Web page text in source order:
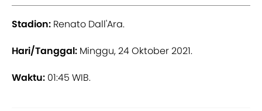
Stadion: Renato Dall'Ara.
Hari/Tanggal: Minggu, 24 Oktober 2021.
Waktu: 01:45 WIB.